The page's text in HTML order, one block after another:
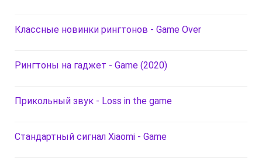
Классные новинки рингтонов - Game Over
Рингтоны на гаджет - Game (2020)
Прикольный звук - Loss in the game
Стандартный сигнал Xiaomi - Game